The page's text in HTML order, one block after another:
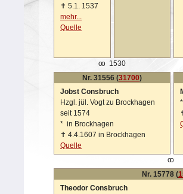
✝ 5.1. 1537
mehr...
Quelle
oo 1530
Nr. 31556 (31700)
Jobst Consbruch
Hzgl. jül. Vogt zu Brockhagen
seit 1574
* in Brockhagen
✝ 4.4.1607 in Brockhagen
Quelle
*
oo
Nr. 15778 (
Theodor Consbruch